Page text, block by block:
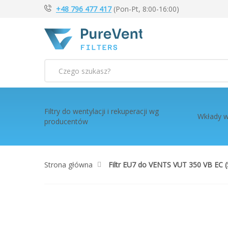
+48 796 477 417(Pon-Pt, 8:00-16:00)
Filtry do wentylacji i rekuperacji wg
producentów
Wkłady
Strona główna Filtr EU7 do VENTS VUT 350 VB EC